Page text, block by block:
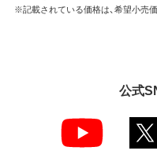
※記載されている価格は、希望小売価
公式